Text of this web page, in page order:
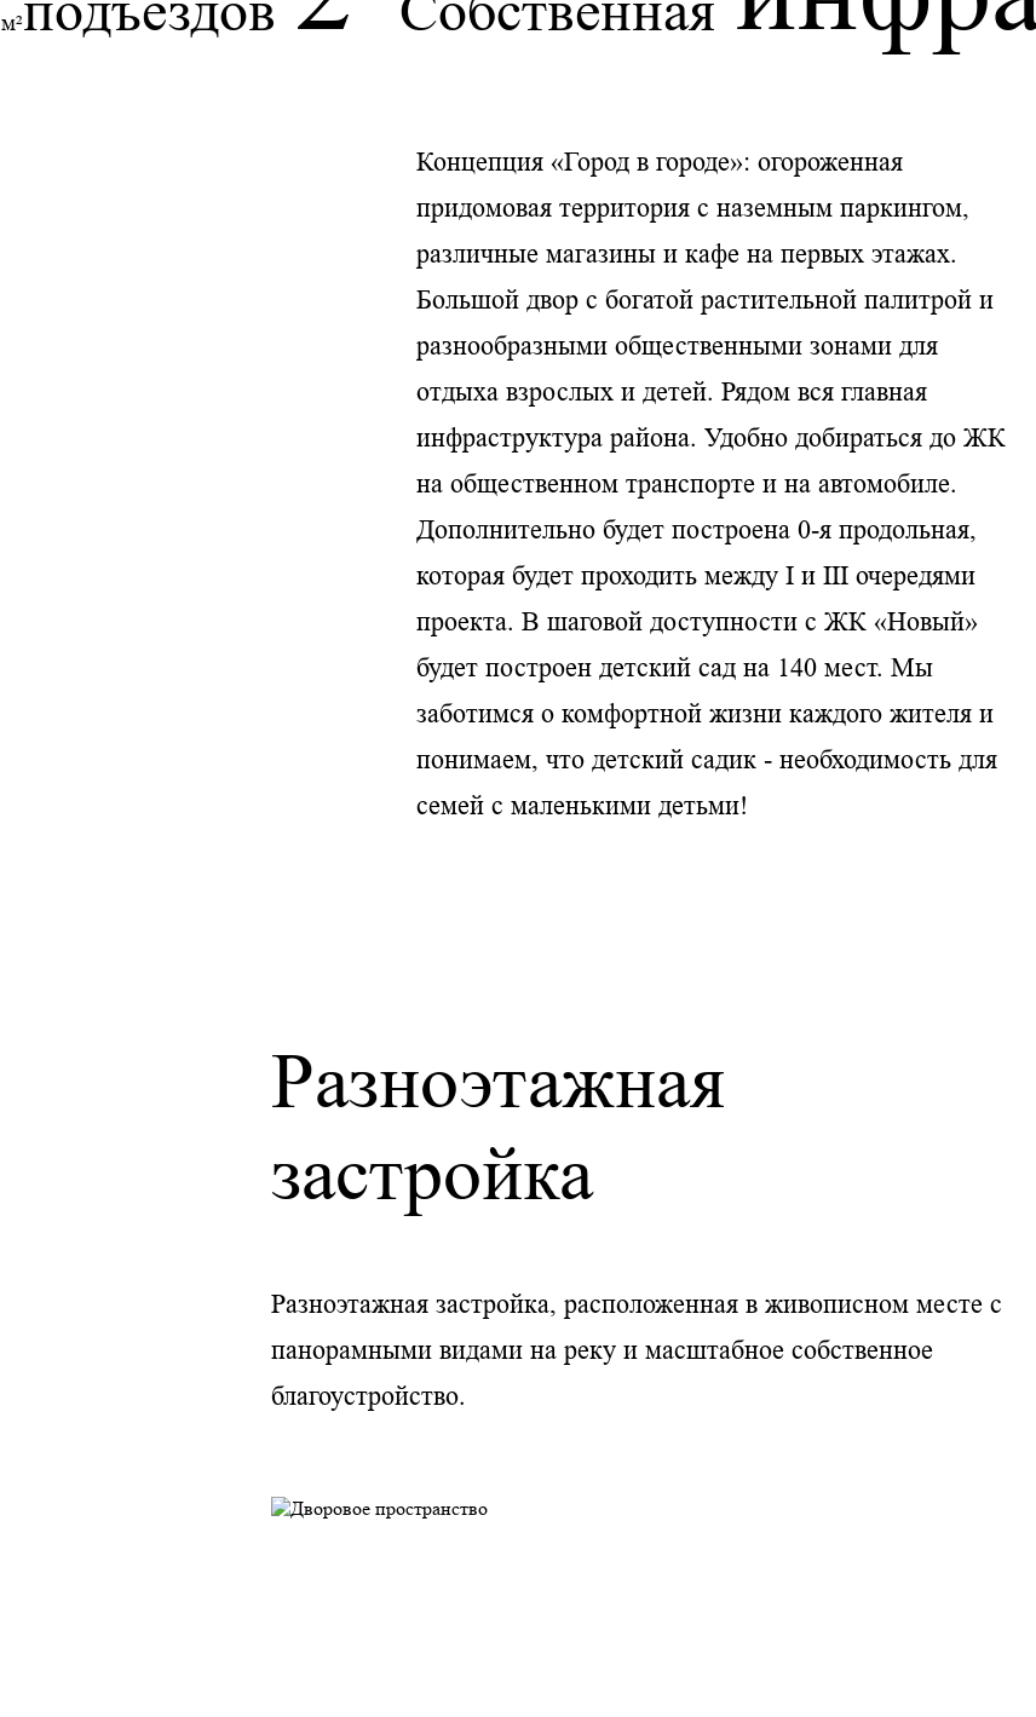
м²
Концепция «Город в городе»: огороженная
придомовая территория с наземным паркингом,
различные магазины и кафе на первых этажах.
Большой двор с богатой растительной палитрой и
разнообразными общественными зонами для
отдыха взрослых и детей. Рядом вся главная
инфраструктура района. Удобно добираться до ЖК
на общественном транспорте и на автомобиле.
Дополнительно будет построена 0-я продольная,
которая будет проходить между I и III очередями
проекта. В шаговой доступности с ЖК «Новый»
будет построен детский сад на 140 мест. Мы
заботимся о комфортной жизни каждого жителя и
понимаем, что детский садик - необходимость для
семей с маленькими детьми!
Разноэтажная
застройка
Разноэтажная застройка, расположенная в живописном месте с
панорамными видами на реку и масштабное собственное
благоустройство.